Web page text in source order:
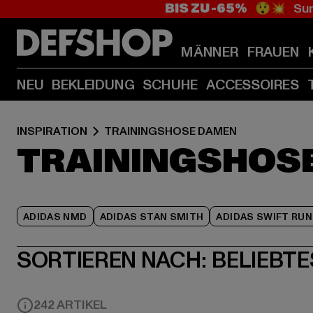
BIS ZU -65% 😲💥
MÄNNER FRAUEN
NEU BEKLEIDUNG SCHUHE ACCESSOIRES
INSPIRATION TRAININGSHOSE DAMEN
ADIDAS NMD ADIDAS STAN SMITH ADIDAS SWIFT RUN
SORTIEREN NACH:
242 ARTIKEL